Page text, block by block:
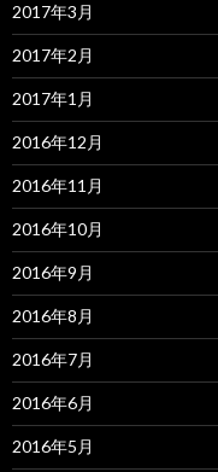
2017年3月
2017年2月
2017年1月
2016年12月
2016年11月
2016年10月
2016年9月
2016年8月
2016年7月
2016年6月
2016年5月